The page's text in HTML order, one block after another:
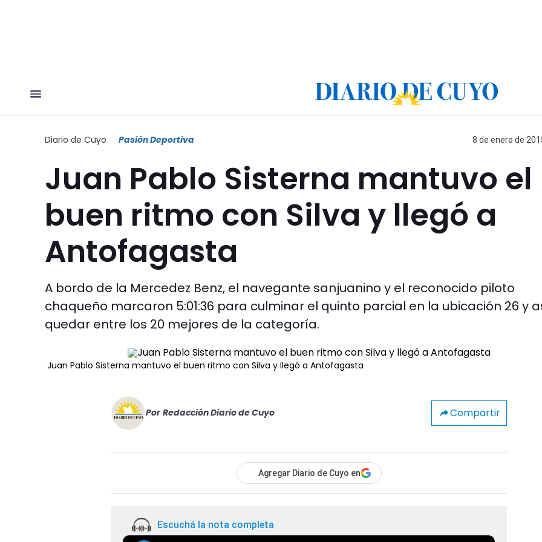
Diario de Cuyo Pasión Deportiva 8 de enero de
Juan Pablo Sisterna mantuvo el
buen ritmo con Silva y llegó a
Antofagasta
A bordo de la Mercedez Benz, el navegante sanjuanino y el reconocido piloto
chaqueño marcaron 5:01:36 para culminar el quinto parcial en la ubicación 26 y
quedar entre los 20 mejores de la categoría.
Juan Pablo Sisterna mantuvo el buen ritmo con Silva y llegó a Antofagasta
Por Redacción Diario de Cuyo Compartir
Agregar Diario de Cuyo en
Escuchá la nota completa